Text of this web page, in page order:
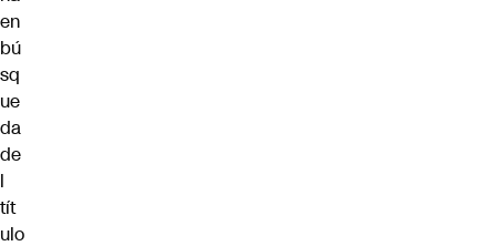
en
bú
sq
ue
da
de
l
tít
ulo